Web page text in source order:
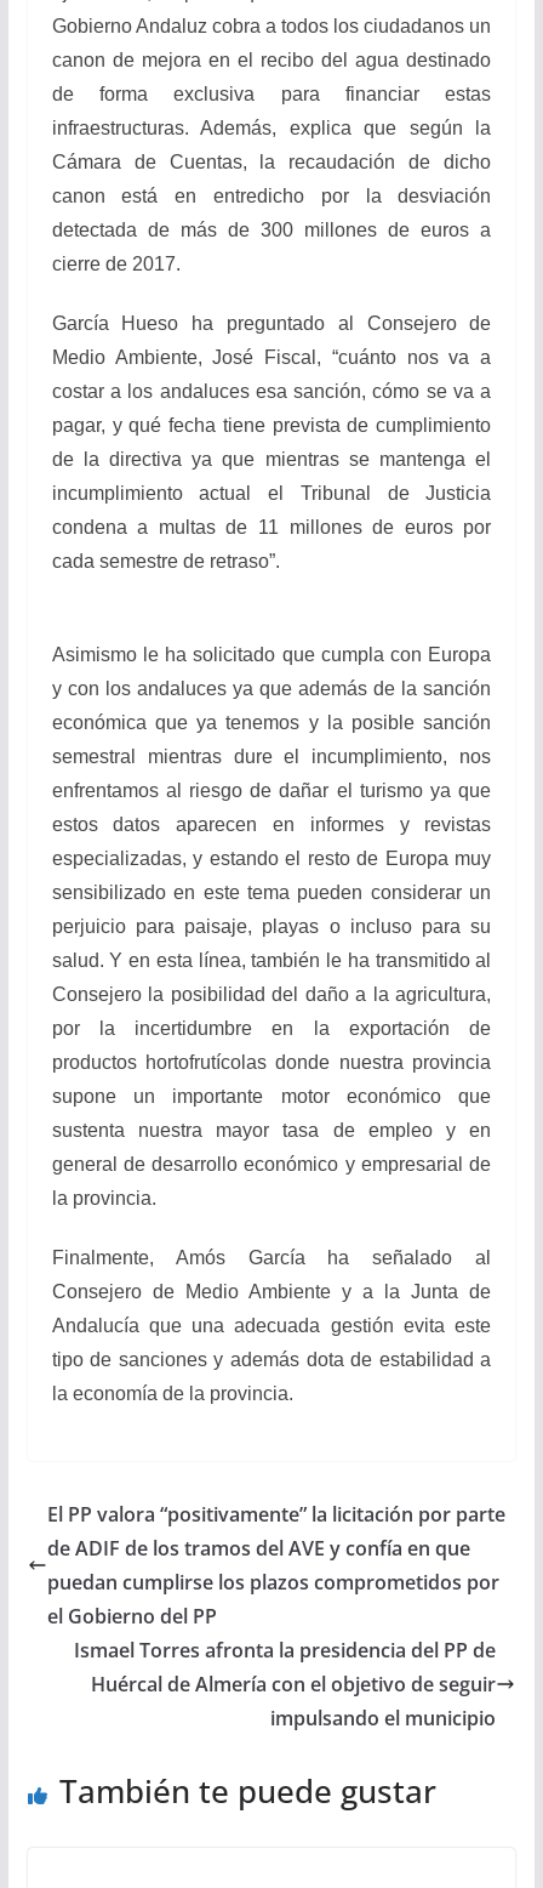
Gobierno Andaluz cobra a todos los ciudadanos un
canon de mejora en el recibo del agua destinado
de forma exclusiva para financiar estas
infraestructuras. Además, explica que según la
Cámara de Cuentas, la recaudación de dicho
canon está en entredicho por la desviación
detectada de más de 300 millones de euros a
cierre de 2017.
García Hueso ha preguntado al Consejero de
Medio Ambiente, José Fiscal, “cuánto nos va a
costar a los andaluces esa sanción, cómo se va a
pagar, y qué fecha tiene prevista de cumplimiento
de la directiva ya que mientras se mantenga el
incumplimiento actual el Tribunal de Justicia
condena a multas de 11 millones de euros por
cada semestre de retraso”.
Asimismo le ha solicitado que cumpla con Europa
y con los andaluces ya que además de la sanción
económica que ya tenemos y la posible sanción
semestral mientras dure el incumplimiento, nos
enfrentamos al riesgo de dañar el turismo ya que
estos datos aparecen en informes y revistas
especializadas, y estando el resto de Europa muy
sensibilizado en este tema pueden considerar un
perjuicio para paisaje, playas o incluso para su
salud. Y en esta línea, también le ha transmitido al
Consejero la posibilidad del daño a la agricultura,
por la incertidumbre en la exportación de
productos hortofrutícolas donde nuestra provincia
supone un importante motor económico que
sustenta nuestra mayor tasa de empleo y en
general de desarrollo económico y empresarial de
la provincia.
Finalmente, Amós García ha señalado al
Consejero de Medio Ambiente y a la Junta de
Andalucía que una adecuada gestión evita este
tipo de sanciones y además dota de estabilidad a
la economía de la provincia.
El PP valora “positivamente” la licitación por parte
de ADIF de los tramos del AVE y confía en que
puedan cumplirse los plazos comprometidos por
el Gobierno del PP
Ismael Torres afronta la presidencia del PP de
Huércal de Almería con el objetivo de seguir
impulsando el municipio
También te puede gustar